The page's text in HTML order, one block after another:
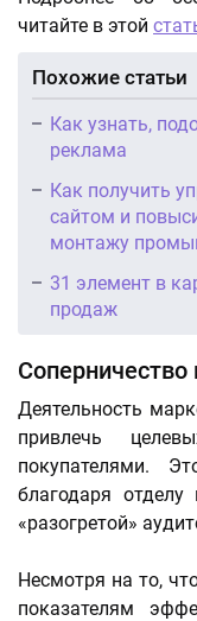
читайте в этой
Похожие статьи
Как узнать,
реклама
Как получить
сайтом и
монтажу
31 элемент в
продаж
Соперничество
Деятельность
привлечь
покупателями.
благодаря
«разогретой»
Несмотря на то,
показателям